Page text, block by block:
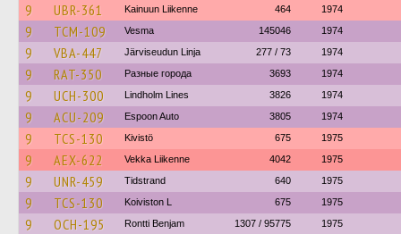
9 UBR-361 Kainuun Liikenne 464 1974
9 TCM-109 Vesma 145046 1974
9 VBA-447 Järviseudun Linja 277 / 73 1974
9 RAT-350 Разные города 3693 1974
9 UCH-300 Lindholm Lines 3826 1974
9 ACU-209 Espoon Auto 3805 1974
9 TCS-130 Kivistö 675 1975
9 AEX-622 Vekka Liikenne 4042 1975
9 UNR-459 Tidstrand 640 1975
9 TCS-130 Koiviston L 675 1975
9 OCH-195 Rontti Benjam 1307 / 95775 1975